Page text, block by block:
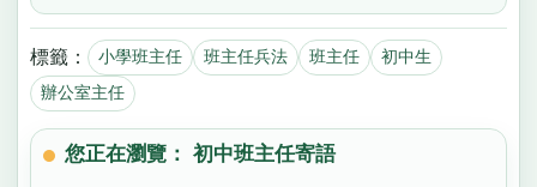
標籤： 小學班主任 班主任兵法 班主任
初中生
辦公室主任
您正在瀏覽： 初中班主任寄語